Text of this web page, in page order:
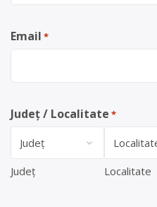
Email *
Județ / Localitate *
Județ Localitate